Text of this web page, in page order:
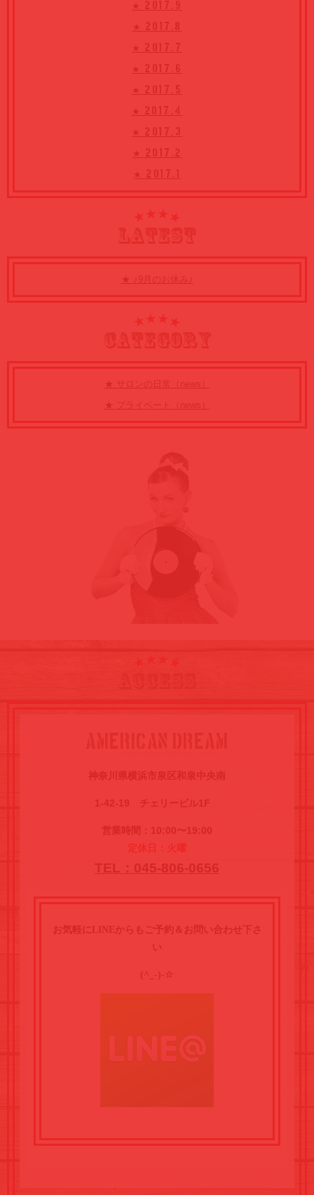
★ 2017.9
★ 2017.8
★ 2017.7
★ 2017.6
★ 2017.5
★ 2017.4
★ 2017.3
★ 2017.2
★ 2017.1
★ ♪9月のお休み♪
★ サロンの日常（news）
★ プライベート（news）
神奈川県横浜市泉区和泉中央南
1-42-19 チ ェリービル1F
営業時間：10:00〜19:00
定休日：火曜
TEL：045-806-0656
お気軽にLINEからもご予約＆お問い合わせ下さ
い
(^_-)-☆